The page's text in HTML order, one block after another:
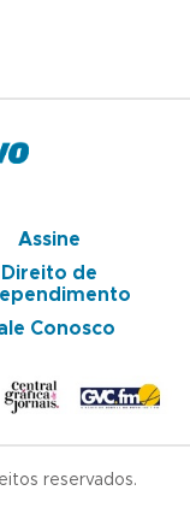
Assine
Direito de
Conosco
reservados.